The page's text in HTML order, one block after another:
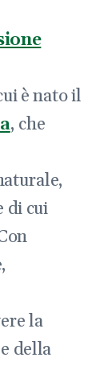
è nato il
, che
di cui
la
della